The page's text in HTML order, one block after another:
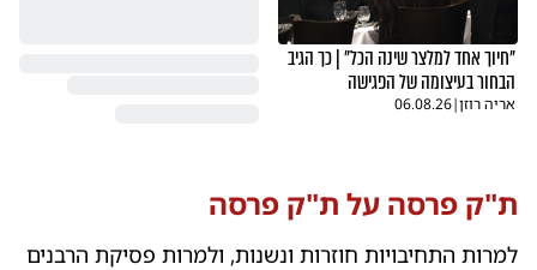
"חיוך אחד למלצר שינה הכל" | כך הגיב
הבחור בעיצומה של הפגישה
אריה רוזן|
06.08.26
ת"ק פרסה על ת"ק פרסה
למרות התחיבויות חוזרות ונשנות, ולמרות פסיקת הרבנים